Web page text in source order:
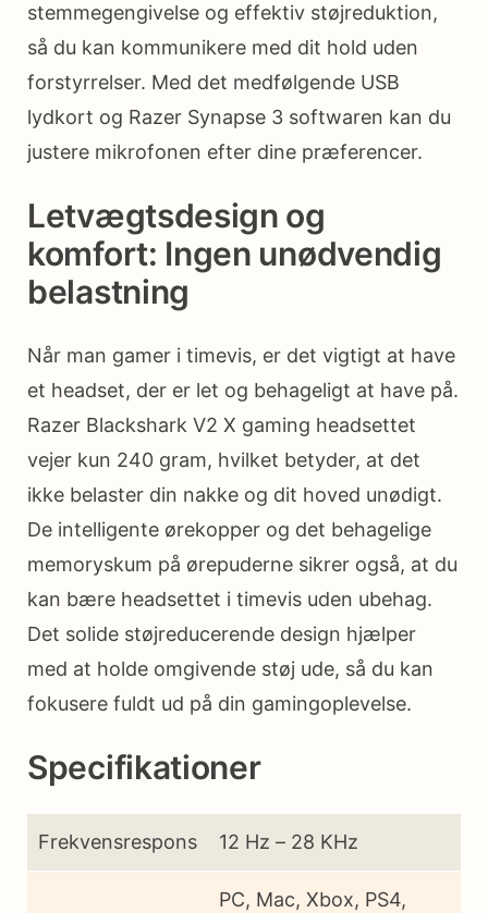
stemmegengivelse og effektiv støjreduktion,
så du kan kommunikere med dit hold uden
forstyrrelser. Med det medfølgende USB
lydkort og Razer Synapse 3 softwaren kan du
justere mikrofonen efter dine præferencer.
Letvægtsdesign og
komfort: Ingen unødvendig
belastning
Når man gamer i timevis, er det vigtigt at have
et headset, der er let og behageligt at have på.
Razer Blackshark V2 X gaming headsettet
vejer kun 240 gram, hvilket betyder, at det
ikke belaster din nakke og dit hoved unødigt.
De intelligente ørekopper og det behagelige
memoryskum på ørepuderne sikrer også, at du
kan bære headsettet i timevis uden ubehag.
Det solide støjreducerende design hjælper
med at holde omgivende støj ude, så du kan
fokusere fuldt ud på din gamingoplevelse.
Specifikationer
Frekvensrespons 12 Hz – 28 KHz
PC, Mac, Xbox, PS4,